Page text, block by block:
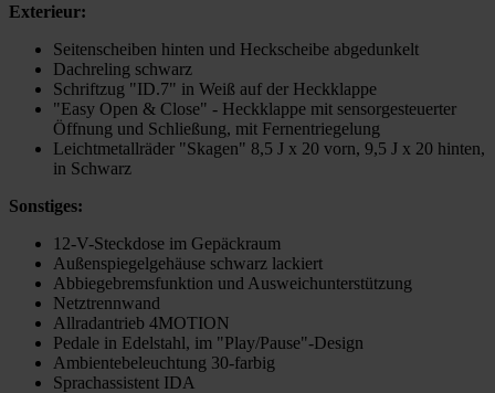
Exterieur:
Seitenscheiben hinten und Heckscheibe abgedunkelt
Dachreling schwarz
Schriftzug "ID.7" in Weiß auf der Heckklappe
"Easy Open & Close" - Heckklappe mit sensorgesteuerter
Öffnung und Schließung, mit Fernentriegelung
Leichtmetallräder "Skagen" 8,5 J x 20 vorn, 9,5 J x 20 hinten,
in Schwarz
Sonstiges:
12-V-Steckdose im Gepäckraum
Außenspiegelgehäuse schwarz lackiert
Abbiegebremsfunktion und Ausweichunterstützung
Netztrennwand
Allradantrieb 4MOTION
Pedale in Edelstahl, im "Play/Pause"-Design
Ambientebeleuchtung 30-farbig
Sprachassistent IDA